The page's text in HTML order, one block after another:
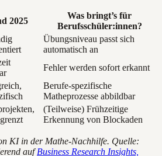
2025
Was bringt’s für
Berufsschüler:innen?
Übungsniveau passt sich
automatisch an
Fehler werden sofort erkannt
Berufe-spezifische
Matheprozesse abbildbar
(Teilweise) Frühzeitige
Erkennung von Blockaden
KI in der Mathe-Nachhilfe. Quelle:
aufBusiness Research Insights,